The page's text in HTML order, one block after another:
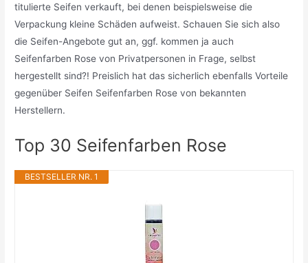
titulierte Seifen verkauft, bei denen beispielsweise die
Verpackung kleine Schäden aufweist. Schauen Sie sich also
die Seifen-Angebote gut an, ggf. kommen ja auch
Seifenfarben Rose von Privatpersonen in Frage, selbst
hergestellt sind?! Preislich hat das sicherlich ebenfalls Vorteile
gegenüber Seifen Seifenfarben Rose von bekannten
Herstellern.
Top 30 Seifenfarben Rose
BESTSELLER NR. 1